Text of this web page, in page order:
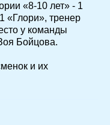
«8-10 лет» - 1
тренер
у команды
Бойцова.
и их